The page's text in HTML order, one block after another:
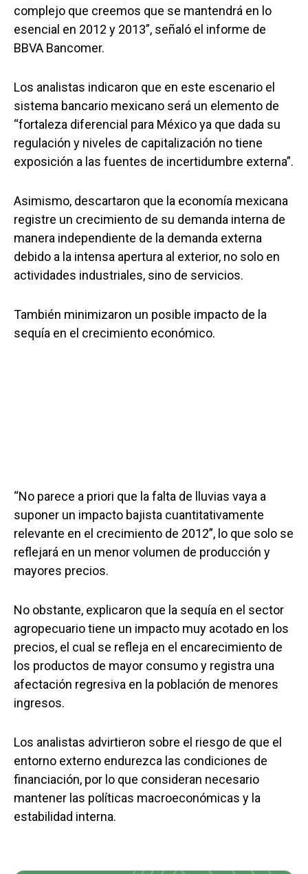
complejo que creemos que se mantendrá en lo
esencial en 2012 y 2013”, señaló el informe de
BBVA Bancomer.
Los analistas indicaron que en este escenario el
sistema bancario mexicano será un elemento de
“fortaleza diferencial para México ya que dada su
regulación y niveles de capitalización no tiene
exposición a las fuentes de incertidumbre externa”.
Asimismo, descartaron que la economía mexicana
registre un crecimiento de su demanda interna de
manera independiente de la demanda externa
debido a la intensa apertura al exterior, no solo en
actividades industriales, sino de servicios.
También minimizaron un posible impacto de la
sequía en el crecimiento económico.
“No parece a priori que la falta de lluvias vaya a
suponer un impacto bajista cuantitativamente
relevante en el crecimiento de 2012”, lo que solo se
reflejará en un menor volumen de producción y
mayores precios.
No obstante, explicaron que la sequía en el sector
agropecuario tiene un impacto muy acotado en los
precios, el cual se refleja en el encarecimiento de
los productos de mayor consumo y registra una
afectación regresiva en la población de menores
ingresos.
Los analistas advirtieron sobre el riesgo de que el
entorno externo endurezca las condiciones de
financiación, por lo que consideran necesario
mantener las políticas macroeconómicas y la
estabilidad interna.